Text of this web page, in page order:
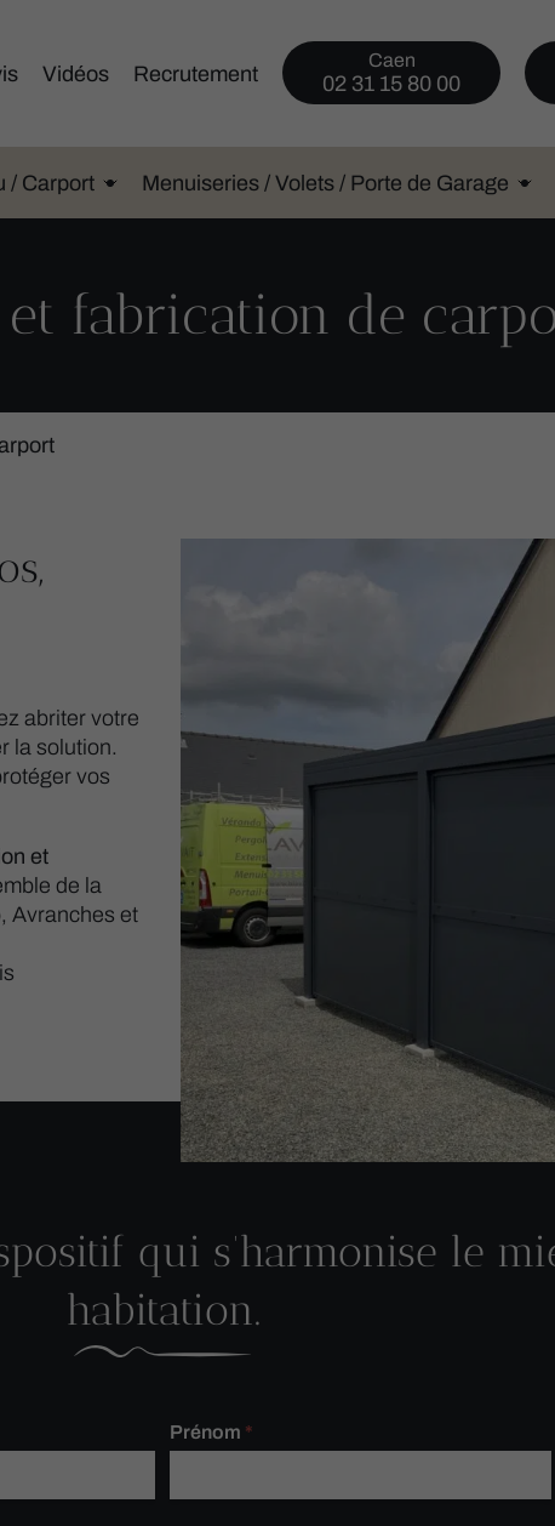
Vidéos Recrutement
Caen
02 31 15 80 00
/ Carport Menuiseries / Volets / Porte de Garage
fabrication de
abriter votre
la solution.
vos
et
de la
Avranches et
qui s’harmonise le
habitation.
Prénom *